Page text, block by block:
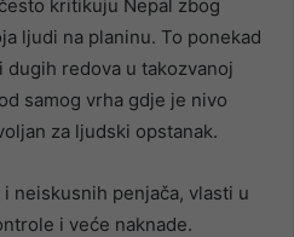
kritikuju Nepal zbog
ljudi na planinu. To ponekad
redova u takozvanoj
samog vrha gdje je nivo
za ljudski opstanak.
neiskusnih penjača, vlasti u
i veće naknade.